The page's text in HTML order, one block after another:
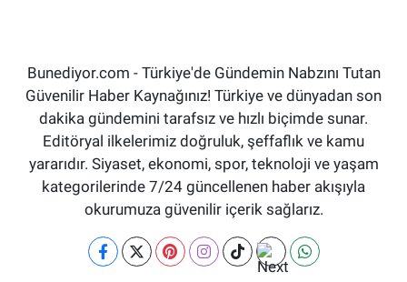
Bunediyor.com - Türkiye'de Gündemin Nabzını Tutan
Güvenilir Haber Kaynağınız! Türkiye ve dünyadan son
dakika gündemini tarafsız ve hızlı biçimde sunar.
Editöryal ilkelerimiz doğruluk, şeffaflık ve kamu
yararıdır. Siyaset, ekonomi, spor, teknoloji ve yaşam
kategorilerinde 7/24 güncellenen haber akışıyla
okurumuza güvenilir içerik sağlarız.